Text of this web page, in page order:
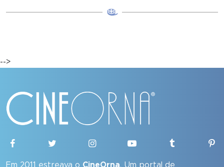
-->
Em 2011 estreava o CineOrna. Um portal de